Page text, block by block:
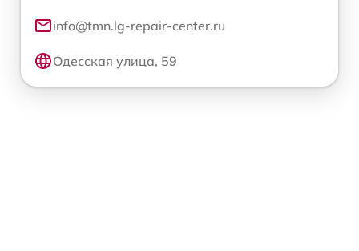
info@tmn.lg-repair-center.ru
Одесская улица, 59